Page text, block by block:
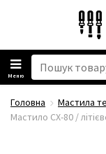
Меню
Головна Мастила
Мастило CX-80 /